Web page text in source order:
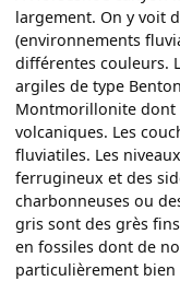
largement. On y voit
(environnements
différentes couleurs.
argiles de type
Montmorillonite dont
volcaniques. Les
fluviatiles. Les
ferrugineux et des
charbonneuses ou
gris sont des grès
en fossiles dont de
particulièrement bien